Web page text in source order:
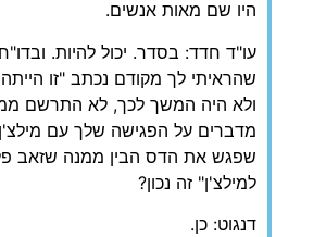
היו שם מאות אנשים.
עו"ד חדד: בסדר. יכול להיות.
שהראיתי לך מקודם נכתב "זו
ולא היה המשך לכך, לא התרשם
מדברים על הפגישה שלך עם
שפגש את הדס הבין ממנה שזאב
למילצ'ן" זה נכון?
דנגוט: כן.